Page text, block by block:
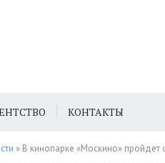
КОНТАКТЫ
» В кинопарке «Москино»